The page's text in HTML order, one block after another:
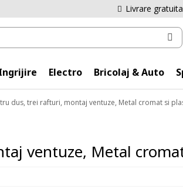
Livrare
Electro Bricolaj & Auto
dus, trei rafturi, montaj ventuze, Metal cromat si
ventuze, Metal